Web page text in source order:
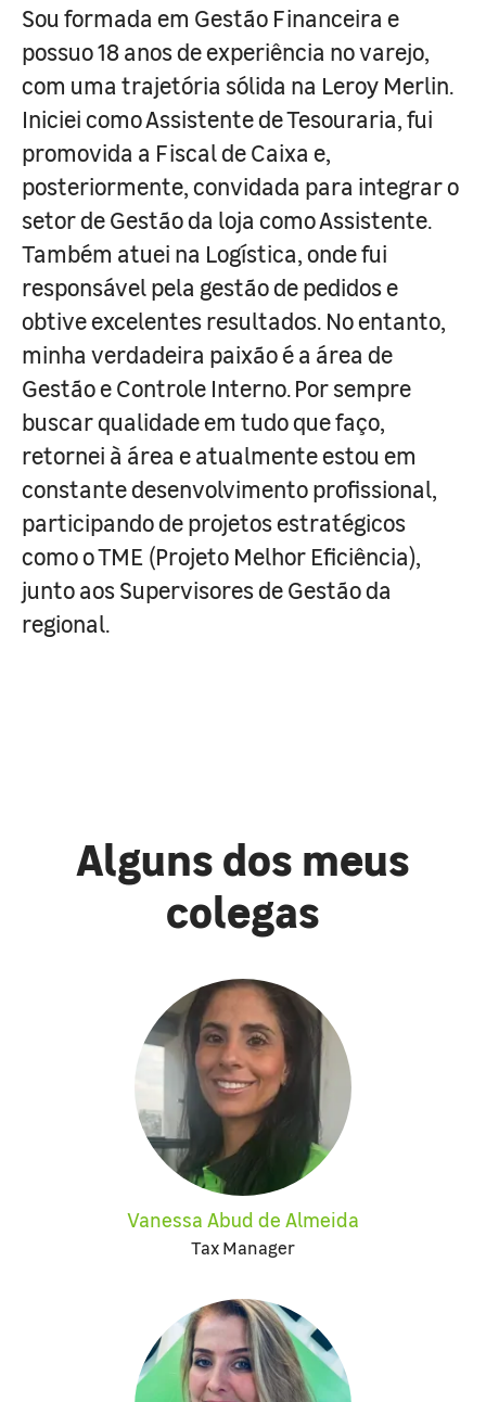
Sou formada em Gestão Financeira e
possuo 18 anos de experiência no varejo,
com uma trajetória sólida na Leroy Merlin.
Iniciei como Assistente de Tesouraria, fui
promovida a Fiscal de Caixa e,
posteriormente, convidada para integrar o
setor de Gestão da loja como Assistente.
Também atuei na Logística, onde fui
responsável pela gestão de pedidos e
obtive excelentes resultados. No entanto,
minha verdadeira paixão é a área de
Gestão e Controle Interno. Por sempre
buscar qualidade em tudo que faço,
retornei à área e atualmente estou em
constante desenvolvimento profissional,
participando de projetos estratégicos
como o TME (Projeto Melhor Eficiência),
junto aos Supervisores de Gestão da
regional.
Alguns dos meus
colegas
Vanessa Abud de Almeida
Tax Manager